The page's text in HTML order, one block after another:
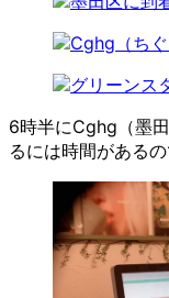
6時半にCghg（墨
るには時間がある